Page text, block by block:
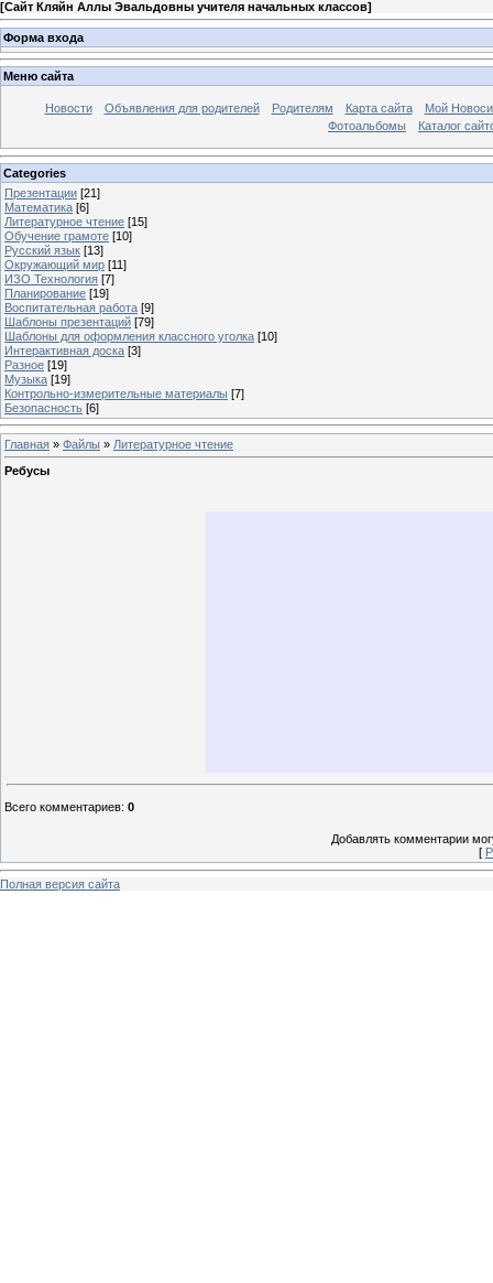
[Сайт Кляйн Аллы Эвальдовны учителя начальных классов]
Форма входа
Меню сайта
Новости Объявления для родителей Родителям Карта сайта
Мой
Фотоальбомы
Каталог
Categories
Презентации [21]
Математика [6]
Литературное чтение [15]
Обучение грамоте [10]
Русский язык [13]
Окружающий мир [11]
ИЗО Технология [7]
Планирование [19]
Воспитательная работа [9]
Шаблоны презентаций [79]
Шаблоны для оформления классного уголка [10]
Интерактивная доска [3]
Разное [19]
Музыка [19]
Контрольно-измерительные материалы [7]
Безопасность [6]
Главная » Файлы » Литературное чтение
Ребусы
Всего комментариев: 0
Добавлять комментарии
[
Полная версия сайта